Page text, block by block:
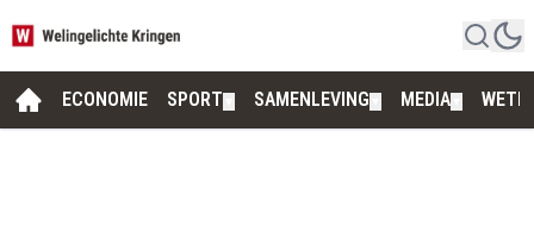
ECONOMIE SPORT SAMENLEVING MEDIA